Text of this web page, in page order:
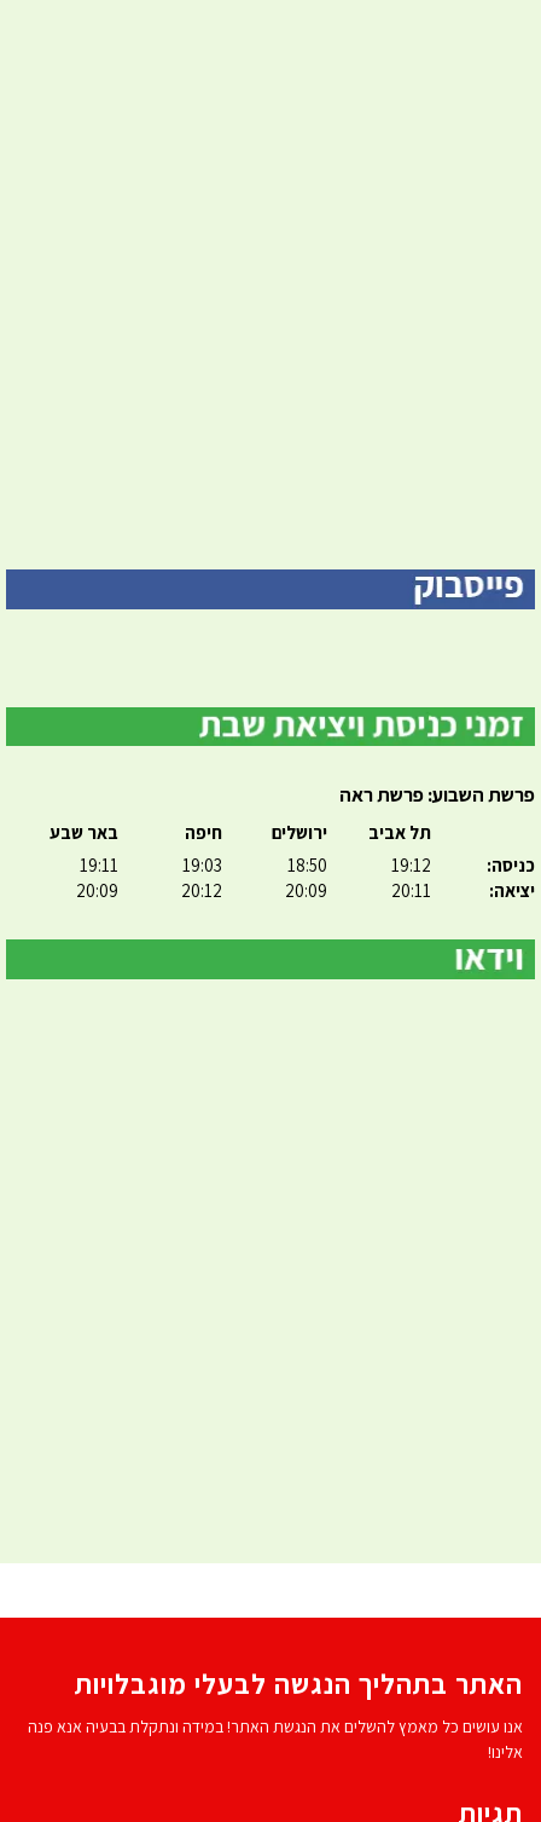
פרשת השבוע: פרשת ראה
כניסה:
יציאה:
תל אביב
19:12
20:11
ירושלים
18:50
20:09
חיפה
19:03
20:12
באר שבע
19:11
20:09
האתר בתהליך הנגשה לבעלי מוגבלויות
אנו עושים כל מאמץ להשלים את הנגשת האתר! במידה ונתקלת בבעיה אנא פנה
אלינו!
תגיות